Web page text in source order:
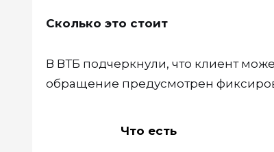
Сколько это стоит
В ВТБ подчеркнули, что клиент
обращение предусмотрен
Что есть